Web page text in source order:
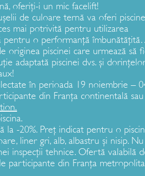
oferiți-i un mic facelift!
de culoare ternă va oferi
mai potrivită pentru utilizarea
pentru o performanță
originea piscinei care urmează să
adaptată piscinei dvs. și
în perioada 19 noiembrie –
din Franța continentală
la -20%. Preț indicat pentru o
liner gri, alb, albastru și nisip.
inspecții tehnice. Ofertă valabilă
participante din Franța